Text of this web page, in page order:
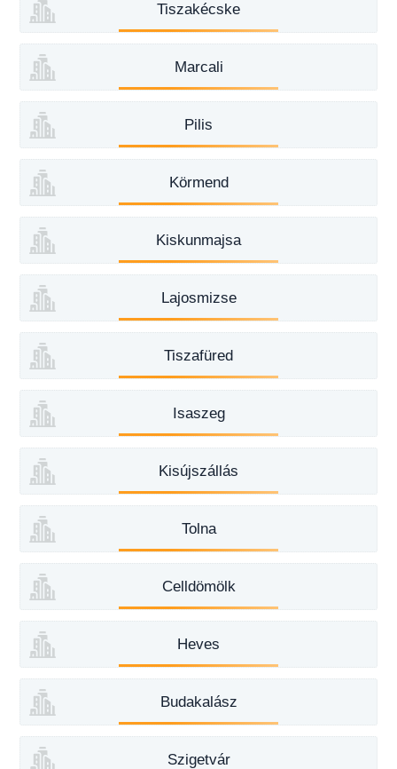
Tiszakécske
Marcali
Pilis
Körmend
Kiskunmajsa
Lajosmizse
Tiszafüred
Isaszeg
Kisújszállás
Tolna
Celldömölk
Heves
Budakalász
Szigetvár